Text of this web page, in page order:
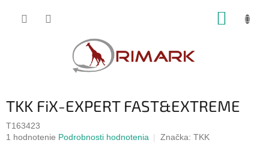
TKK FiX-EXPERT FAST&EXTREME
T163423
Priemerné
1 hodnotenie Podrobnosti hodnotenia Značka: TKK